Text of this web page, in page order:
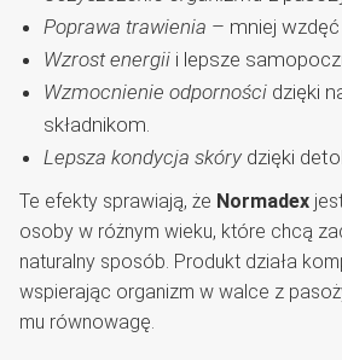
Poprawa trawienia – mniej
Wzrost energii i lepsze
Wzmocnienie odporności dzięki
składnikom.
Lepsza kondycja skóry dzięki
Te efekty sprawiają, że Normadex
osoby w różnym wieku, które chcą
naturalny sposób. Produkt działa
wspierając organizm w walce z
mu równowagę.